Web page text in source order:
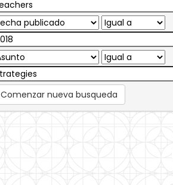
Comenzar nueva busqueda